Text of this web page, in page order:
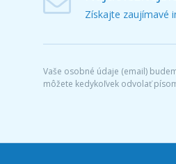
Získajte zaujímavé
Vaše osobné údaje (email)
môžete kedykoľvek odvolať